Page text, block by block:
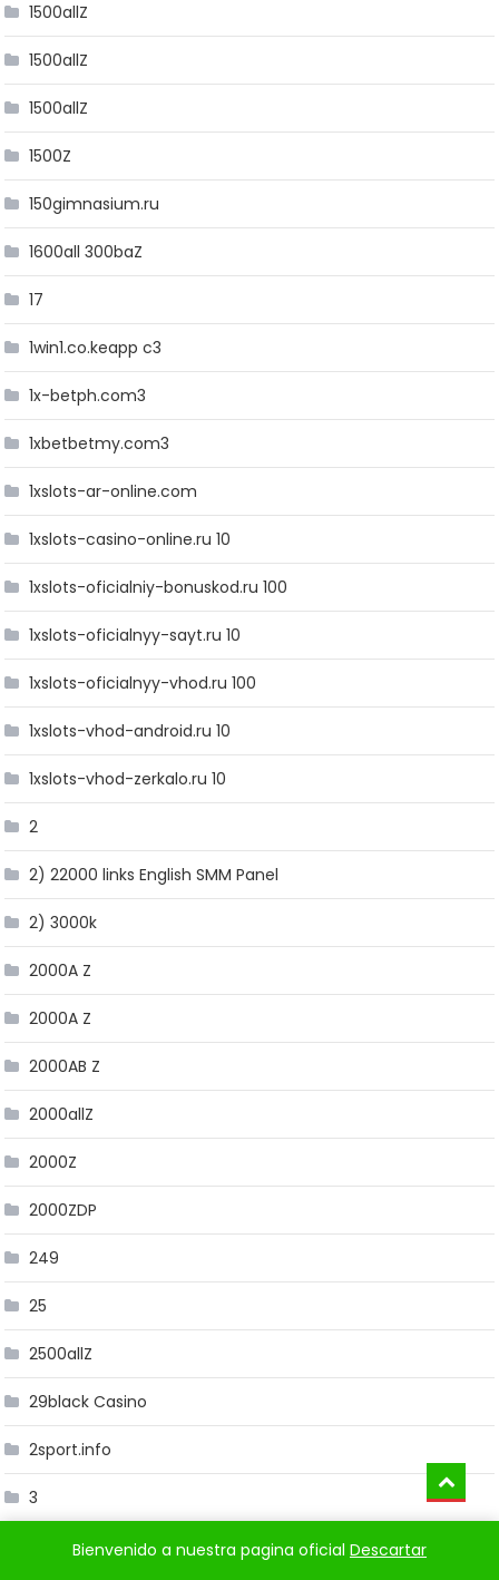
1500allZ
1500allZ
1500allZ
1500Z
150gimnasium.ru
1600all 300baZ
17
1win1.co.keapp c3
1x-betph.com3
1xbetbetmy.com3
1xslots-ar-online.com
1xslots-casino-online.ru 10
1xslots-oficialniy-bonuskod.ru 100
1xslots-oficialnyy-sayt.ru 10
1xslots-oficialnyy-vhod.ru 100
1xslots-vhod-android.ru 10
1xslots-vhod-zerkalo.ru 10
2
2) 22000 links English SMM Panel
2) 3000k
2000A Z
2000A Z
2000AB Z
2000allZ
2000Z
2000ZDP
249
25
2500allZ
29black Casino
2sport.info
3
3000A ZBienvenido a nuestra pagina oficial Descartar